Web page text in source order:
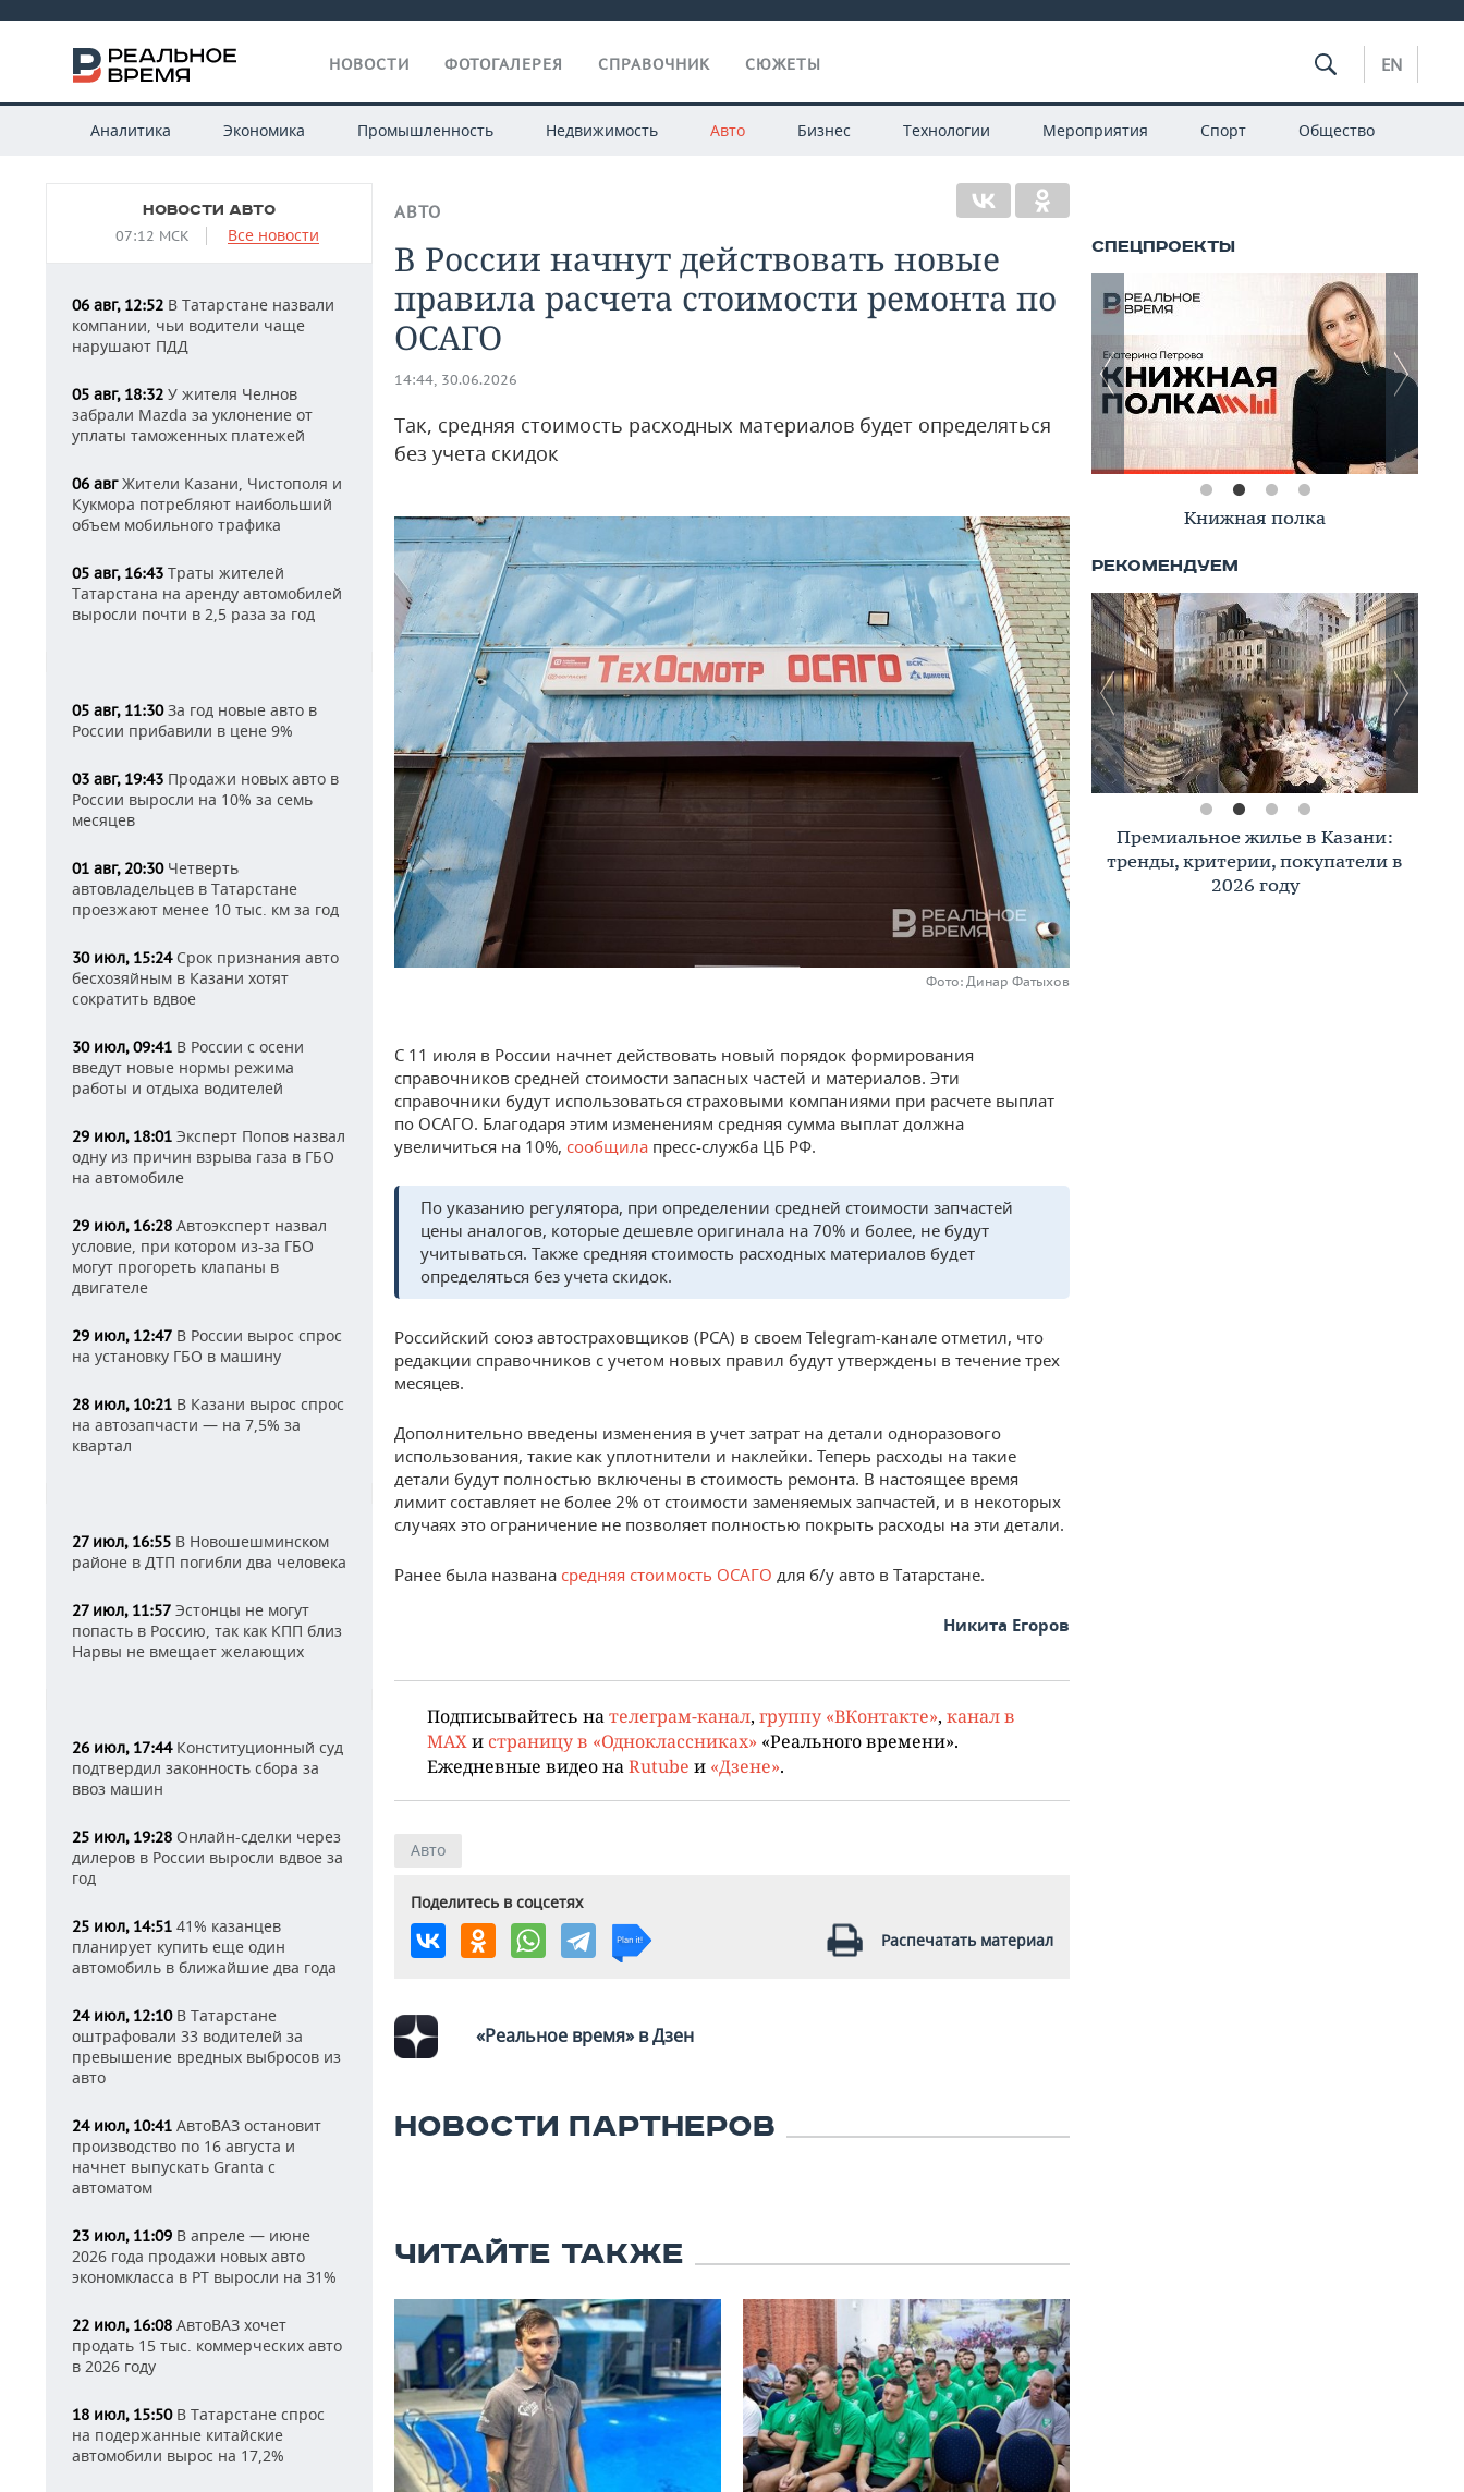
НОВОСТИ ФОТОГАЛЕРЕЯ СПРАВОЧНИК СЮЖЕТЫ EN
Аналитика Экономика Промышленность Недвижимость Авто Бизнес Технологии Мероприятия Спорт Общество
НОВОСТИ АВТО
07:12 МСК Все новости
06 авг, 12:52 В Татарстане назвали
компании, чьи водители чаще
нарушают ПДД
05 авг, 18:32 У жителя Челнов
забрали Mazda за уклонение от
уплаты таможенных платежей
06 авгЖители Казани, Чистополя и
Кукмора потребляют наибольший
объем мобильного трафика
05 авг, 16:43 Траты жителей
Татарстана на аренду автомобилей
выросли почти в 2,5 раза за год
05 авг, 11:30За год новые авто в
России прибавили в цене 9%
03 авг, 19:43 Продажи новых авто в
России выросли на 10% за семь
месяцев
01 авг, 20:30Четверть
автовладельцев в Татарстане
проезжают менее 10 тыс. км за год
30 июл, 15:24Срок признания авто
бесхозяйным в Казани хотят
сократить вдвое
30 июл, 09:41 В России с осени
введут новые нормы режима
работы и отдыха водителей
29 июл, 18:01 Эксперт Попов назвал
одну из причин взрыва газа в ГБО
на автомобиле
29 июл, 16:28 Автоэксперт назвал
условие, при котором из-за ГБО
могут прогореть клапаны в
двигателе
29 июл, 12:47 В России вырос спрос
на установку ГБО в машину
28 июл, 10:21 В Казани вырос спрос
на автозапчасти — на 7,5% за
квартал
27 июл, 16:55 В Новошешминском
районе в ДТП погибли два человека
27 июл, 11:57 Эстонцы не могут
попасть в Россию, так как КПП близ
Нарвы не вмещает желающих
26 июл, 17:44Конституционный суд
подтвердил законность сбора за
ввоз машин
25 июл, 19:28 Онлайн-сделки через
дилеров в России выросли вдвое за
год
25 июл, 14:51 41% казанцев
планирует купить еще один
автомобиль в ближайшие два года
24 июл, 12:10В Татарстане
оштрафовали 33 водителей за
превышение вредных выбросов из
авто
24 июл, 10:41 АвтоВАЗ остановит
производство по 16 августа и
начнет выпускать Granta с
автоматом
23 июл, 11:09 В апреле — июне
2026 года продажи новых авто
экономкласса в РТ выросли на 31%
22 июл, 16:08 АвтоВАЗ хочет
продать 15 тыс. коммерческих авто
в 2026 году
18 июл, 15:50В Татарстане спрос
на подержанные китайские
автомобили вырос на 17,2%
АВТО
В России начнут действовать новые
правила расчета стоимости ремонта по
ОСАГО
14:44, 30.06.2026
Так, средняя стоимость расходных материалов будет определяться
без учета скидок
Фото: Динар Фатыхов
С 11 июля в России начнет действовать новый порядок формирования
справочников средней стоимости запасных частей и материалов. Эти
справочники будут использоваться страховыми компаниями при расчете выплат
по ОСАГО. Благодаря этим изменениям средняя сумма выплат должна
увеличиться на 10%, сообщила пресс-служба ЦБ РФ.
По указанию регулятора, при определении средней стоимости запчастей
цены аналогов, которые дешевле оригинала на 70% и более, не будут
учитываться. Также средняя стоимость расходных материалов будет
определяться без учета скидок.
Российский союз автостраховщиков (РСА) в своем Telegram-канале отметил, что
редакции справочников с учетом новых правил будут утверждены в течение трех
месяцев.
Дополнительно введены изменения в учет затрат на детали одноразового
использования, такие как уплотнители и наклейки. Теперь расходы на такие
детали будут полностью включены в стоимость ремонта. В настоящее время
лимит составляет не более 2% от стоимости заменяемых запчастей, и в некоторых
случаях это ограничение не позволяет полностью покрыть расходы на эти детали.
Ранее была названа средняя стоимость ОСАГО для б/у авто в Татарстане.
Никита Егоров
Подписывайтесь на телеграм-канал, группу «ВКонтакте», канал в
MAX и страницу в «Одноклассниках» «Реального времени».
Ежедневные видео на Rutube и «Дзене».
Авто
Поделитесь в соцсетях
Распечатать материал
«Реальное время» в Дзен
НОВОСТИ ПАРТНЕРОВ
ЧИТАЙТЕ ТАКЖЕ
Книжная полка
Премиальное жилье в Казани:
тренды, критерии, покупатели в
2026 году